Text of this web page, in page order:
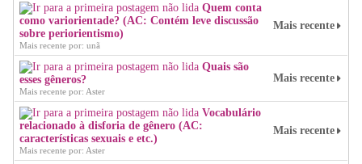
Quem conta
como variorientade? (AC: Contém leve discussão
sobre periorientismo)
Mais recente por: unã
Mais recente
Quais são
esses gêneros?
Mais recente por: Aster
Mais recente
Vocabulário
relacionado à disforia de gênero (AC:
características sexuais e etc.)
Mais recente por: Aster
Mais recente